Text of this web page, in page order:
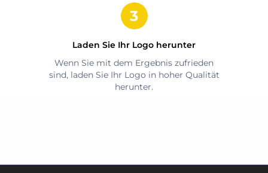
Laden Sie Ihr Logo herunter
Wenn Sie mit dem Ergebnis zufrieden
sind, laden Sie Ihr Logo in hoher Qualität
herunter.